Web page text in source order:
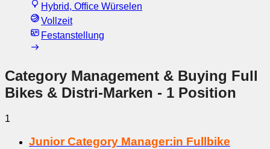
Hybrid, Office Würselen
Vollzeit
Festanstellung
Category Management & Buying Full
Bikes & Distri-Marken - 1 Position
1
Junior Category Manager:in Fullbike